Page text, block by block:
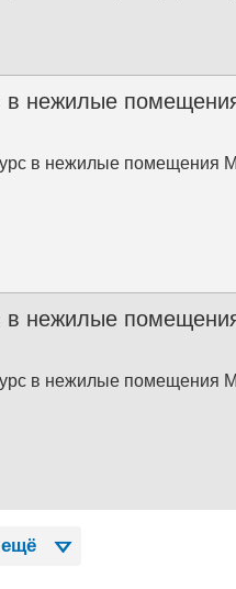
в нежилые
в нежилые помещения
в нежилые
в нежилые помещения
ещё